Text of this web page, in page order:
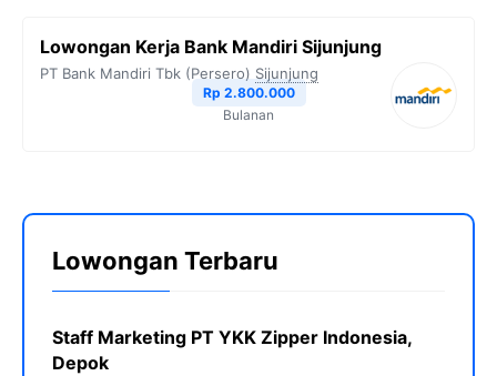
Lowongan Kerja Bank Mandiri Sijunjung
PT Bank Mandiri Tbk (Persero) Sijunjung
Rp 2.800.000
Bulanan
Lowongan Terbaru
Staff Marketing PT YKK Zipper Indonesia,
Depok